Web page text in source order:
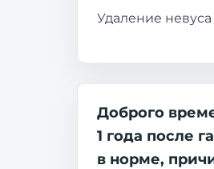
Удаление
Доброго
1 года после
в норме,